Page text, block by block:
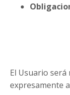
El Usuario
expresamente